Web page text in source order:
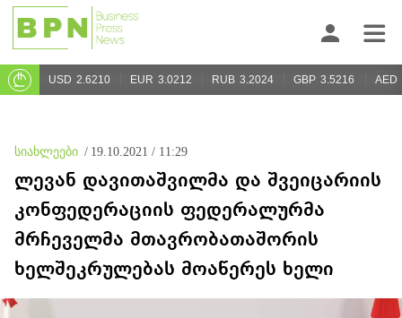
USD 2.6210 EUR 3.0212 RUB 3.2024 GBP 3.5216 AED
სიახლეები / 19.10.2021 / 11:29
ლევან დავითაშვილმა და შვეიცარიის
კონფედერაციის ფედერალურმა
მრჩეველმა მთავრობათაშორის
ხელშეკრულებას მოაწერეს ხელი